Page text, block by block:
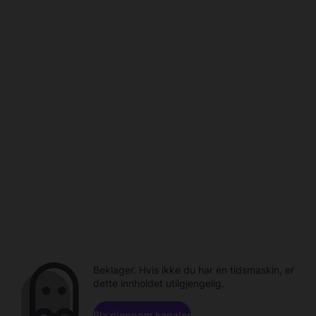
Beklager. Hvis ikke du har en tidsmaskin, er
dette innholdet utilgjengelig.